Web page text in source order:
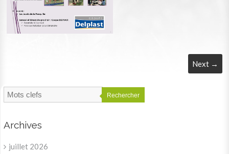
Next →
Rechercher
Archives
juillet 2026